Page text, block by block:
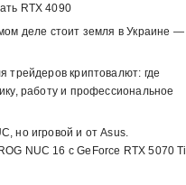
RTX 4090
деле стоит земля в Украине —
трейдеров криптовалют: где
работу и профессиональное
но игровой и от Asus.
NUC 16 с GeForce RTX 5070 Ti